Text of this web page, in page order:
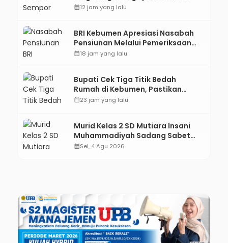
Sisa-Sisa Racun Masa Remaja
calendar_month12 jam yang lalu
BRI Kebumen Apresiasi Nasabah
Pensiunan Melalui Pemeriksaan
Kesehatan Gratis Hingga
calendar_month18 jam yang lalu
Bupati Cek Tiga Titik Bedah
Rumah di Kebumen, Pastikan
Hunian Layak bagi Warga
calendar_month23 jam yang lalu
Murid Kelas 2 SD Mutiara Insani
Muhammadiyah Sadang Sabet
Emas dan Perak di Kejurda Tapak
calendar_monthSel, 4 Agu 2026